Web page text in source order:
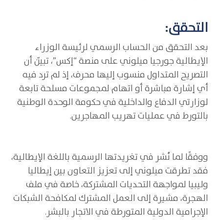
التحقق:
بعد التحقق من الحساب الرسمي لرئيسة الوزراء
الإيطالية جورجيا ميلوني على منصة “إكس”، تبيّن أن
التصريح المتداول منسوب إليها محرف، إذ لم ترد فيه
أي إشارة مباشرة أو اتهام لمجموعات مسلحة تابعة
لوزارتي الدفاع والداخلية في حكومة الوحدة الوطنية
بالتورط في عمليات تهريب المهاجرين.
ووفقًا لما نُشر في تغريدتها الرسمية باللغة الإيطالية،
فقد تطرقت ميلوني إلى تعزيز التعاون بين إيطاليا
وليبيا لمواجهة التحديات المشتركة، خاصة في ملف
الهجرة، مشيرة إلى العمل المشترك لمكافحة الشبكات
الإجرامية الدولية المتورطة في الاتجار بالبشر.